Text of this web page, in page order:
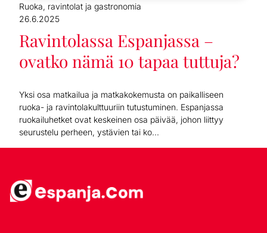
Ruoka, ravintolat ja gastronomia
26.6.2025
Ravintolassa Espanjassa –
ovatko nämä 10 tapaa tuttuja?
Yksi osa matkailua ja matkakokemusta on paikalliseen
ruoka- ja ravintolakulttuuriin tutustuminen. Espanjassa
ruokailuhetket ovat keskeinen osa päivää, johon liittyy
seurustelu perheen, ystävien tai ko...